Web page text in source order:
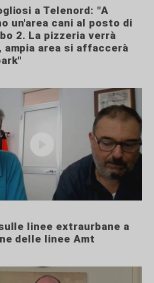
a Telenord: "A
un'area cani al posto di
2. La pizzeria verrà
area si affaccerà
linee extraurbane a
delle linee Amt